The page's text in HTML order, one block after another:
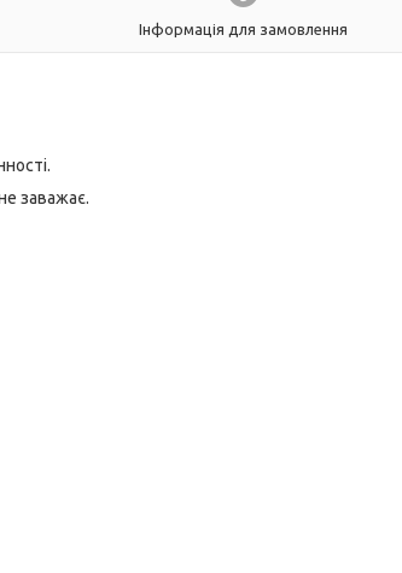
Інформація для замовлення
заважає.